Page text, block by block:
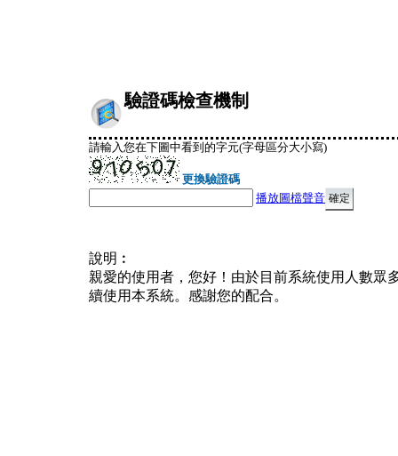
驗證碼檢查機制
請輸入您在下圖中看到的字元(字母區分大小寫)
更換驗證碼
播放圖檔聲音
說明︰
親愛的使用者，您好！由於目前系統使用人數眾
續使用本系統。感謝您的配合。